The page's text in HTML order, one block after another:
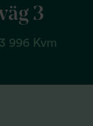
3
3 996 Kvm